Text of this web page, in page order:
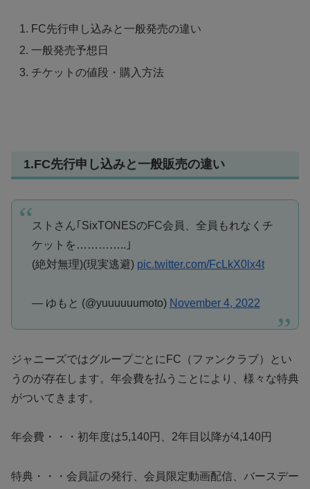
FC先行申し込みと一般発売の違い
一般発売予想日
チケットの値段・購入方法
1.FC先行申し込みと一般販売の違い
ストさん｢SixTONESのFC会員、全員もれなくチ
ケットを…………..｣
(絶対無理)(現実逃避) pic.twitter.com/FcLkX0lx4t
— ゆもと (@yuuuuuumoto) November 4, 2022
ジャニーズではグループごとにFC（ファンクラブ）とい
うのが存在します。年会費を払うことにより、様々な特典
がついてきます。
年会費・・・初年度は5,140円、2年目以降が4,140円
特典・・・会員証の発行、会員限定動画配信、バースデー